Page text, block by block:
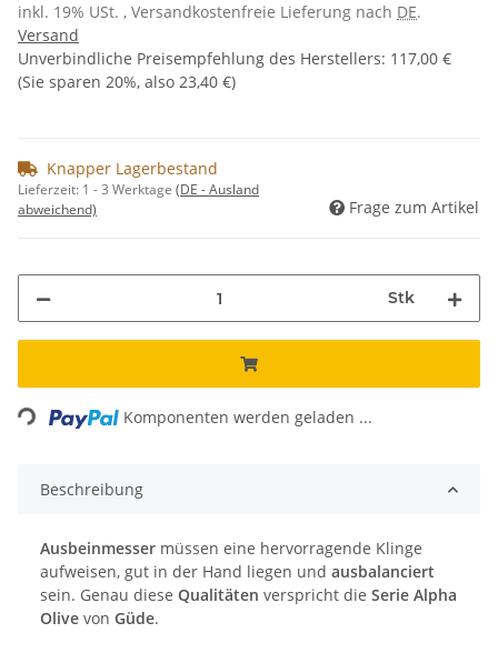
inkl. 19% USt. , Versandkostenfreie Lieferung nach DE.
Versand
Unverbindliche Preisempfehlung des Herstellers: 117,00 €
(Sie sparen 20%, also 23,40 €)
Knapper Lagerbestand
Lieferzeit: 1 - 3 Werktage (DE - Ausland
abweichend)
Frage zum Artikel
Stk
Komponenten werden geladen ...
Beschreibung
Ausbeinmesser müssen eine hervorragende Klinge
aufweisen, gut in der Hand liegen und ausbalanciert
sein. Genau diese Qualitäten verspricht die Serie Alpha
Olive von Güde.